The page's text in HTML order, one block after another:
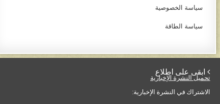
سياسة الخصوصية
سياسة الطاقة
 ابقى على اطلاع
تحميل النشرة الإخبارية
الاشتراك في النشرة الإخبارية: